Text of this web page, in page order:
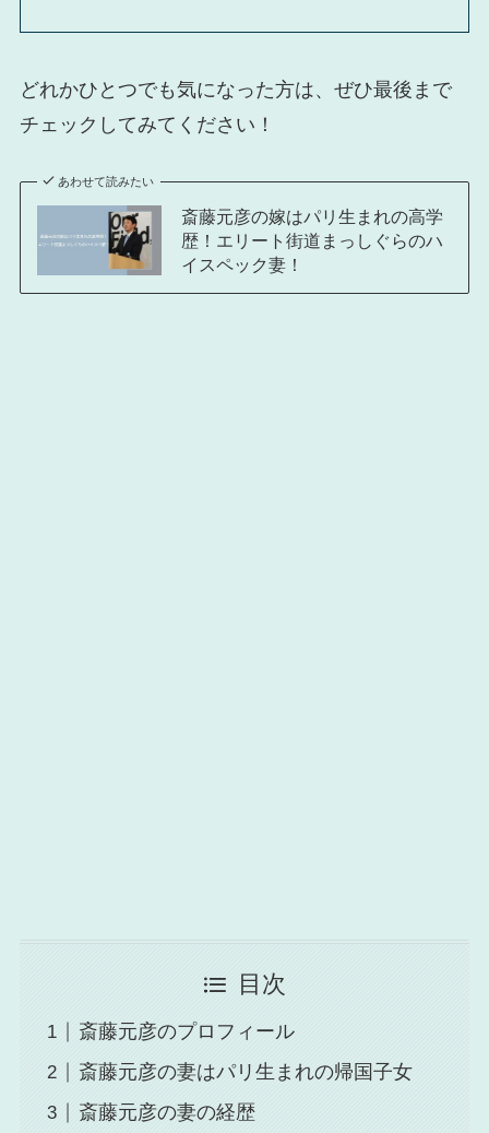
どれかひとつでも気になった方は、ぜひ最後まで
チェックしてみてください！
あわせて読みたい
斎藤元彦の嫁はパリ生まれの高学
歴！エリート街道まっしぐらのハ
イスペック妻！
目次
斎藤元彦のプロフィール
斎藤元彦の妻はパリ生まれの帰国子女
斎藤元彦の妻の経歴